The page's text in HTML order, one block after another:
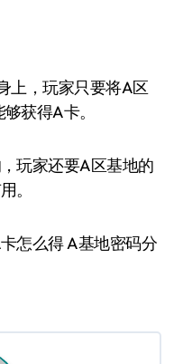
，玩家只要将A区
获得A卡。
玩家还要A区基地的
。
么得 A基地密码分